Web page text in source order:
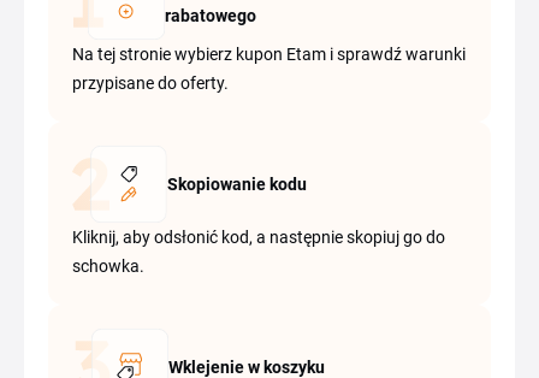
rabatowego
Na tej stronie wybierz kupon Etam i sprawdź warunki
przypisane do oferty.
Skopiowanie kodu
Kliknij, aby odsłonić kod, a następnie skopiuj go do
schowka.
Wklejenie w koszyku